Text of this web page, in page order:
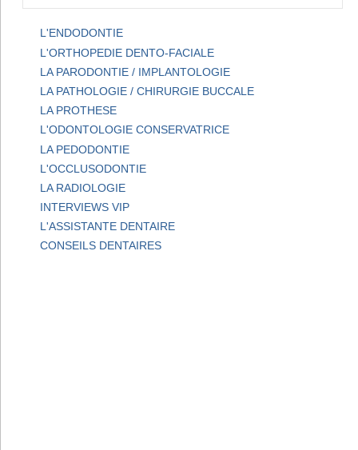
L'ENDODONTIE
L'ORTHOPEDIE DENTO-FACIALE
LA PARODONTIE / IMPLANTOLOGIE
LA PATHOLOGIE / CHIRURGIE BUCCALE
LA PROTHESE
L'ODONTOLOGIE CONSERVATRICE
LA PEDODONTIE
L'OCCLUSODONTIE
LA RADIOLOGIE
INTERVIEWS VIP
L'ASSISTANTE DENTAIRE
CONSEILS DENTAIRES